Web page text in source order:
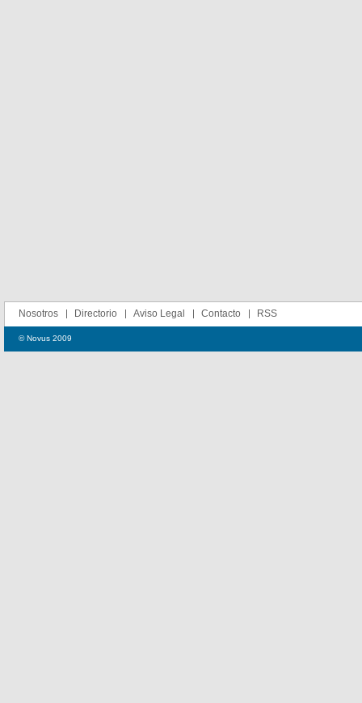
Nosotros Directorio Aviso Legal Contacto RSS
© Novus 2009